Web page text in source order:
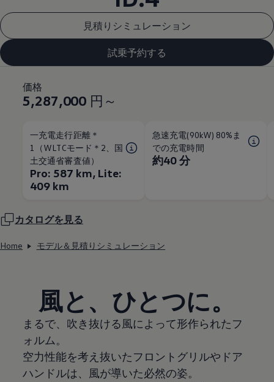
見積りシミュレーション
試乗予約する
価格
5,287,000 円～
一充電走行距離＊
1（WLTCモード＊2、国
土交通省審査値）
Pro: 587 km, Lite:
409 km
急速充電(90kW) 80%ま
での充電時間
約40 分
カタログを見る
Home モデル＆見積りシミュレーション
風と、ひとつに。
まるで、吹き抜ける風によって形作られたフ
ォルム。
空力性能を考え抜いたフロントグリルやドア
ハンドルは、風が導いた必然の姿。